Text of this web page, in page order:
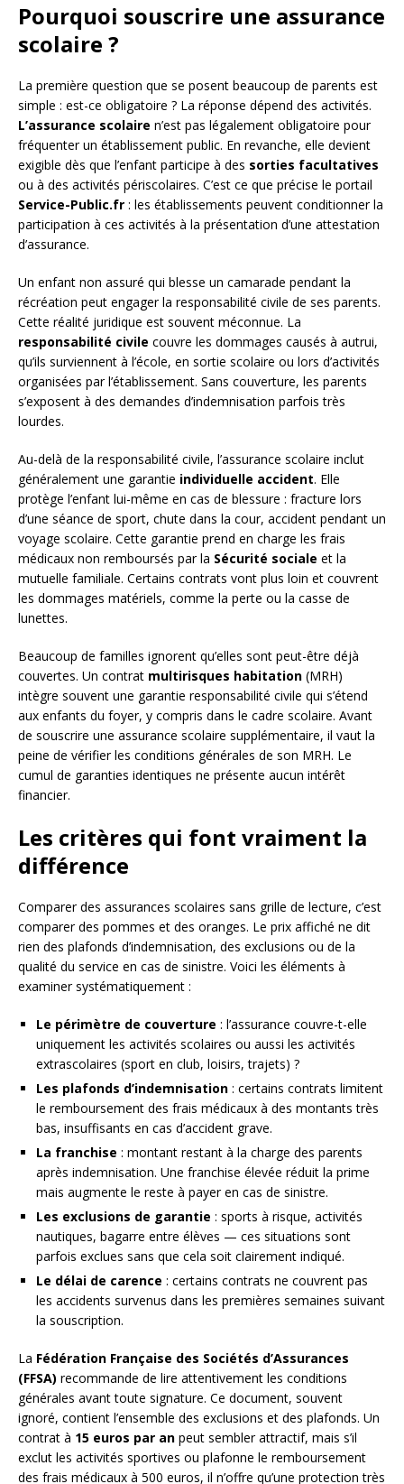
Pourquoi souscrire une assurance
scolaire ?
La première question que se posent beaucoup de parents est
simple : est-ce obligatoire ? La réponse dépend des activités.
L’assurance scolaire n’est pas légalement obligatoire pour
fréquenter un établissement public. En revanche, elle devient
exigible dès que l’enfant participe à des sorties facultatives
ou à des activités périscolaires. C’est ce que précise le portail
Service-Public.fr : les établissements peuvent conditionner la
participation à ces activités à la présentation d’une attestation
d’assurance.
Un enfant non assuré qui blesse un camarade pendant la
récréation peut engager la responsabilité civile de ses parents.
Cette réalité juridique est souvent méconnue. La
responsabilité civile couvre les dommages causés à autrui,
qu’ils surviennent à l’école, en sortie scolaire ou lors d’activités
organisées par l’établissement. Sans couverture, les parents
s’exposent à des demandes d’indemnisation parfois très
lourdes.
Au-delà de la responsabilité civile, l’assurance scolaire inclut
généralement une garantie individuelle accident. Elle
protège l’enfant lui-même en cas de blessure : fracture lors
d’une séance de sport, chute dans la cour, accident pendant un
voyage scolaire. Cette garantie prend en charge les frais
médicaux non remboursés par la Sécurité sociale et la
mutuelle familiale. Certains contrats vont plus loin et couvrent
les dommages matériels, comme la perte ou la casse de
lunettes.
Beaucoup de familles ignorent qu’elles sont peut-être déjà
couvertes. Un contrat multirisques habitation (MRH)
intègre souvent une garantie responsabilité civile qui s’étend
aux enfants du foyer, y compris dans le cadre scolaire. Avant
de souscrire une assurance scolaire supplémentaire, il vaut la
peine de vérifier les conditions générales de son MRH. Le
cumul de garanties identiques ne présente aucun intérêt
financier.
Les critères qui font vraiment la
différence
Comparer des assurances scolaires sans grille de lecture, c’est
comparer des pommes et des oranges. Le prix affiché ne dit
rien des plafonds d’indemnisation, des exclusions ou de la
qualité du service en cas de sinistre. Voici les éléments à
examiner systématiquement :
Le périmètre de couverture : l’assurance couvre-t-elle
uniquement les activités scolaires ou aussi les activités
extrascolaires (sport en club, loisirs, trajets) ?
Les plafonds d’indemnisation : certains contrats limitent
le remboursement des frais médicaux à des montants très
bas, insuffisants en cas d’accident grave.
La franchise : montant restant à la charge des parents
après indemnisation. Une franchise élevée réduit la prime
mais augmente le reste à payer en cas de sinistre.
Les exclusions de garantie : sports à risque, activités
nautiques, bagarre entre élèves — ces situations sont
parfois exclues sans que cela soit clairement indiqué.
Le délai de carence : certains contrats ne couvrent pas
les accidents survenus dans les premières semaines suivant
la souscription.
La Fédération Française des Sociétés d’Assurances
(FFSA) recommande de lire attentivement les conditions
générales avant toute signature. Ce document, souvent
ignoré, contient l’ensemble des exclusions et des plafonds. Un
contrat à 15 euros par an peut sembler attractif, mais s’il
exclut les activités sportives ou plafonne le remboursement
des frais médicaux à 500 euros, il n’offre qu’une protection très